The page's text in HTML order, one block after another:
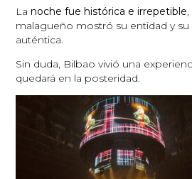
Lanoche fue histórica e irrepetible
malagueño mostró su entidad y su
auténtica.
Sin duda, Bilbao vivió una
quedará en la posteridad.